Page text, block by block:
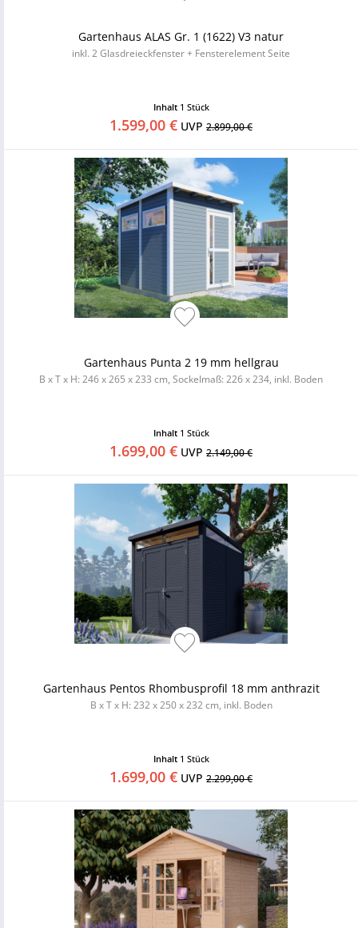
Gartenhaus ALAS Gr. 1 (1622) V3 natur
inkl. 2 Glasdreieckfenster + Fensterelement Seite
Inhalt 1 Stück
1.599,00 € UVP 2.899,00 €
Gartenhaus Punta 2 19 mm hellgrau
B x T x H: 246 x 265 x 233 cm, Sockelmaß: 226 x 234, inkl. Boden
Inhalt 1 Stück
1.699,00 € UVP 2.149,00 €
Gartenhaus Pentos Rhombusprofil 18 mm anthrazit
B x T x H: 232 x 250 x 232 cm, inkl. Boden
Inhalt 1 Stück
1.699,00 € UVP 2.299,00 €